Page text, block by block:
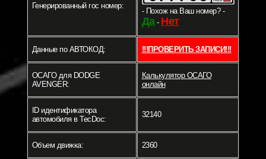
Генерированный гос номер:
- Похож на Ваш номер? -
Да- Нет
Данные по АВТОКОД: !!!ПРОВЕРИТЬ ЗАПИСИ!!!
ОСАГО для DODGE
AVENGER:
Калькулятор ОСАГО
онлайн
ID идентификатора
автомобиля в TecDoc:
32140
Объем движка: 2360